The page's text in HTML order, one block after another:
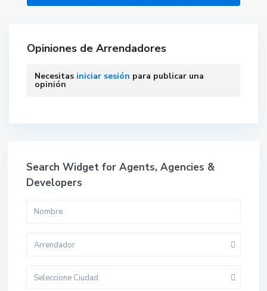
Opiniones de Arrendadores
Necesitas iniciar sesión para publicar una
opinión
Search Widget for Agents, Agencies &
Developers
Arrendador
Seleccione Ciudad